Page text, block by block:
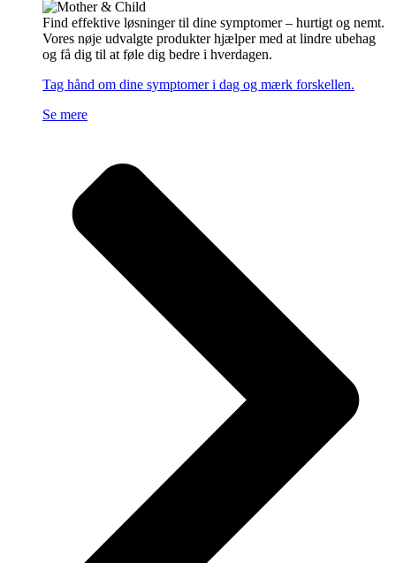
Find effektive løsninger til dine symptomer – hurtigt og nemt.
Vores nøje udvalgte produkter hjælper med at lindre ubehag
og få dig til at føle dig bedre i hverdagen.
Tag hånd om dine symptomer i dag og mærk forskellen.
Se mere